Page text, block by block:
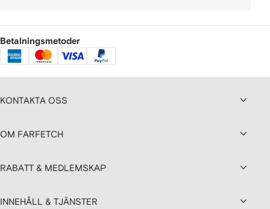
Betalningsmetoder
KONTAKTA OSS
OM FARFETCH
RABATT & MEDLEMSKAP
INNEHÅLL & TJÄNSTER